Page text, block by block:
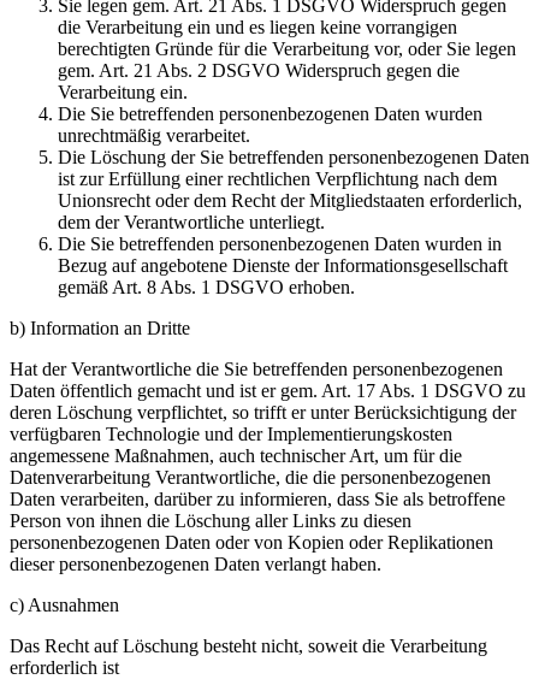
Sie legen gem. Art. 21 Abs. 1 DSGVO Widerspruch gegen
die Verarbeitung ein und es liegen keine vorrangigen
berechtigten Gründe für die Verarbeitung vor, oder Sie legen
gem. Art. 21 Abs. 2 DSGVO Widerspruch gegen die
Verarbeitung ein.
Die Sie betreffenden personenbezogenen Daten wurden
unrechtmäßig verarbeitet.
Die Löschung der Sie betreffenden personenbezogenen Daten
ist zur Erfüllung einer rechtlichen Verpflichtung nach dem
Unionsrecht oder dem Recht der Mitgliedstaaten erforderlich,
dem der Verantwortliche unterliegt.
Die Sie betreffenden personenbezogenen Daten wurden in
Bezug auf angebotene Dienste der Informationsgesellschaft
gemäß Art. 8 Abs. 1 DSGVO erhoben.
b) Information an Dritte
Hat der Verantwortliche die Sie betreffenden personenbezogenen
Daten öffentlich gemacht und ist er gem. Art. 17 Abs. 1 DSGVO zu
deren Löschung verpflichtet, so trifft er unter Berücksichtigung der
verfügbaren Technologie und der Implementierungskosten
angemessene Maßnahmen, auch technischer Art, um für die
Datenverarbeitung Verantwortliche, die die personenbezogenen
Daten verarbeiten, darüber zu informieren, dass Sie als betroffene
Person von ihnen die Löschung aller Links zu diesen
personenbezogenen Daten oder von Kopien oder Replikationen
dieser personenbezogenen Daten verlangt haben.
c) Ausnahmen
Das Recht auf Löschung besteht nicht, soweit die Verarbeitung
erforderlich ist